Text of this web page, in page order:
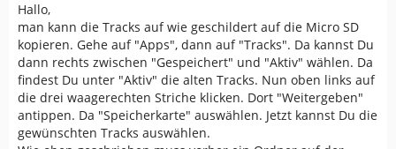
Hallo,
man kann die Tracks auf wie geschildert auf die Micro SD
kopieren. Gehe auf "Apps", dann auf "Tracks". Da kannst Du
dann rechts zwischen "Gespeichert" und "Aktiv" wählen. Da
findest Du unter "Aktiv" die alten Tracks. Nun oben links auf
die drei waagerechten Striche klicken. Dort "Weitergeben"
antippen. Da "Speicherkarte" auswählen. Jetzt kannst Du die
gewünschten Tracks auswählen.